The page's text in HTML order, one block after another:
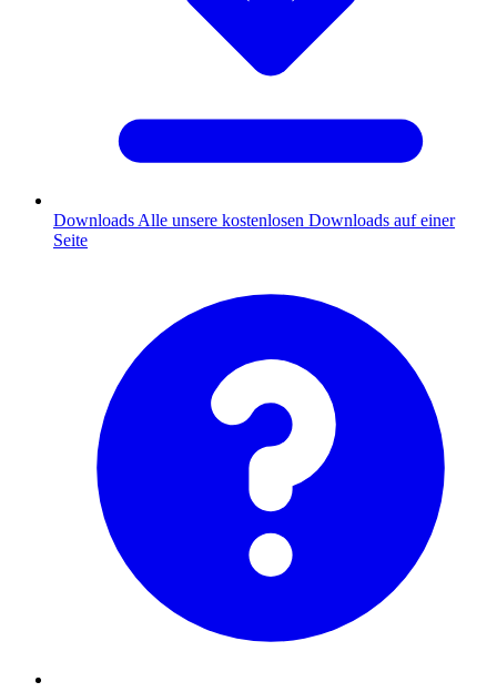
Downloads Alle unsere kostenlosen Downloads auf einer
Seite